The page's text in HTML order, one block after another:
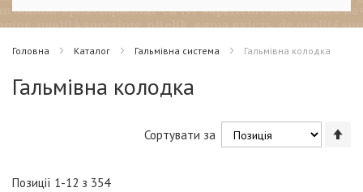
Skip
to
Content
Головна Каталог Гальмівна система Гальмівна колодка
Гальмівна колодка
Позиції 1-12 з 354
Сортувати за